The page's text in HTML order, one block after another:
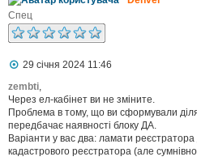
Спец
П
в
і
д
м
л
е
29 січня 2024 11:46
zembti,
Через ел-кабінет ви не зміните.
Проблема в тому, що ви сформували
передбачає наявності блоку ДА.
Варіанти у вас два: ламати
кадастрового реєстратора (але